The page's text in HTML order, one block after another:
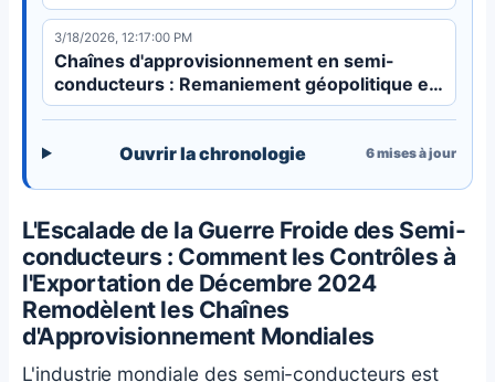
3/18/2026, 12:17:00 PM
Chaînes d'approvisionnement en semi-
conducteurs : Remaniement géopolitique et
sécurité économique expliqués
Ouvrir la chronologie 6mises à jour
L'Escalade de la Guerre Froide des Semi-
conducteurs : Comment les Contrôles à
l'Exportation de Décembre 2024
Remodèlent les Chaînes
d'Approvisionnement Mondiales
L'industrie mondiale des semi-conducteurs est